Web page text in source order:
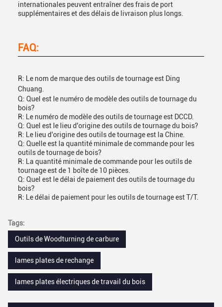
internationales peuvent entraîner des frais de port
supplémentaires et des délais de livraison plus longs.
FAQ:
R: Le nom de marque des outils de tournage est Ding
Chuang.
Q: Quel est le numéro de modèle des outils de tournage du
bois?
R: Le numéro de modèle des outils de tournage est DCCD.
Q: Quel est le lieu d'origine des outils de tournage du bois?
R: Le lieu d'origine des outils de tournage est la Chine.
Q: Quelle est la quantité minimale de commande pour les
outils de tournage de bois?
R: La quantité minimale de commande pour les outils de
tournage est de 1 boîte de 10 pièces.
Q: Quel est le délai de paiement des outils de tournage du
bois?
R: Le délai de paiement pour les outils de tournage est T/T.
Tags:
Outils de Woodturning de carbure
lames plates de rechange
lames plates électriques de travail du bois